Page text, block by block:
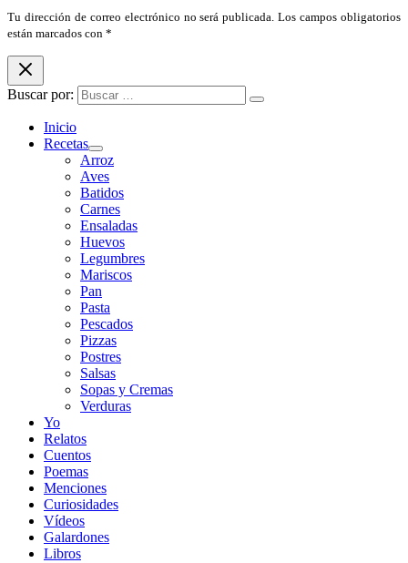
Tu dirección de correo electrónico no será publicada. Los campos obligatorios
están marcados con *
Buscar por:
Inicio
Recetas
Arroz
Aves
Batidos
Carnes
Ensaladas
Huevos
Legumbres
Mariscos
Pan
Pasta
Pescados
Pizzas
Postres
Salsas
Sopas y Cremas
Verduras
Yo
Relatos
Cuentos
Poemas
Menciones
Curiosidades
Vídeos
Galardones
Libros